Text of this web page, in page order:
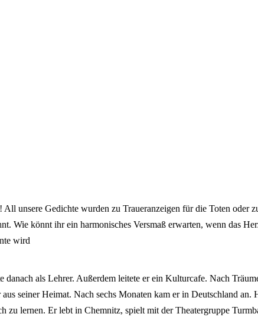
unsere Gedichte wurden zu Traueranzeigen für die Toten oder
Wie könnt ihr ein harmonisches Versmaß erwarten, wenn das
wird
als Lehrer. Außerdem leitete er ein Kulturcafe. Nach
seiner Heimat. Nach sechs Monaten kam er in Deutschland an.
zu lernen. Er lebt in Chemnitz, spielt mit der Theatergruppe